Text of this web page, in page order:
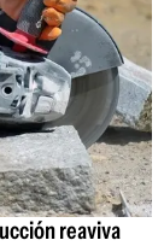
reaviva